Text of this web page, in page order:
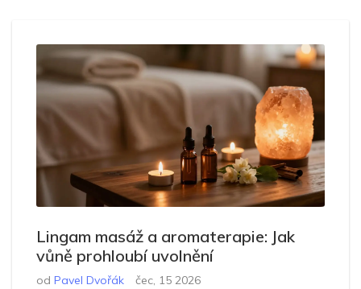
Lingam masáž a aromaterapie: Jak
vůně prohloubí uvolnění
od Pavel Dvořák čec, 15 2026